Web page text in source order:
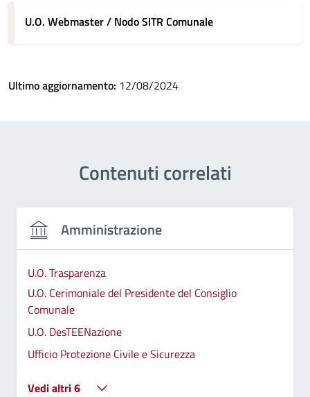
U.O. Webmaster / Nodo SITR Comunale
Ultimo aggiornamento: 12/08/2024
Contenuti correlati
Amministrazione
U.O. Trasparenza
U.O. Cerimoniale del Presidente del Consiglio
Comunale
U.O. DesTEENazione
Ufficio Protezione Civile e Sicurezza
Vedi altri 6